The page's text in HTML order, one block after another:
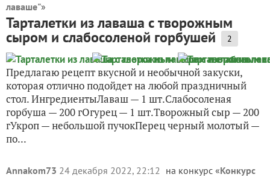
лаваше"»
Тарталетки из лаваша с творожным
сыром и слабосоленой горбушей 2
Предлагаю рецепт вкусной и необычной закуски,
которая отлично подойдет на любой праздничный
стол. ИнгредиентыЛаваш — 1 шт.Слабосоленая
горбуша — 200 гОгурец — 1 шт.Творожный сыр — 200
гУкроп — небольшой пучокПерец черный молотый —
по...
Annakom73 24 декабря 2022, 22:12 на конкурс «Конкурс